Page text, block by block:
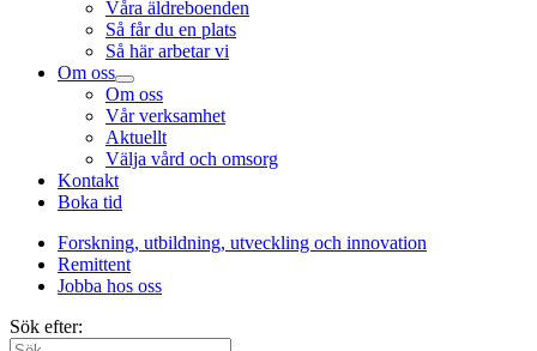
Våra äldreboenden
Så får du en plats
Så här arbetar vi
Om oss
Om oss
Vår verksamhet
Aktuellt
Välja vård och omsorg
Kontakt
Boka tid
Forskning, utbildning, utveckling och innovation
Remittent
Jobba hos oss
Sök efter: